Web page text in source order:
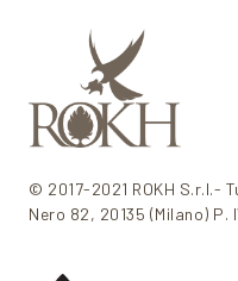
© 2017-2021 ROKH
Nero 82, 20135 (Milano) P.